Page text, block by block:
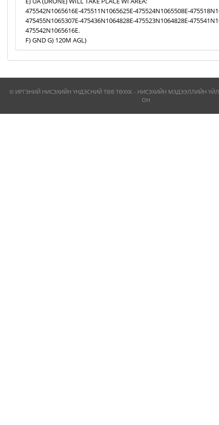
475542N1065616E-475511N1065625E-475524N1065508E-
475455N1065307E-475436N1064828E-475523N1064828E-
475542N1065616E.
F) GND G) 120M AGL)
© ИРГЭНИЙ НИСЭХИЙН ҮНДЭСНИЙ ТӨВ ТӨХХК - НИСЭХИЙН МЭДЭЭЛЛИЙН
ОН